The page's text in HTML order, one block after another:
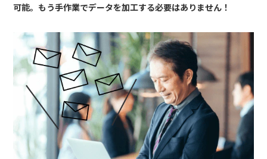
可能。もう手作業でデータを加工する必要はありません！